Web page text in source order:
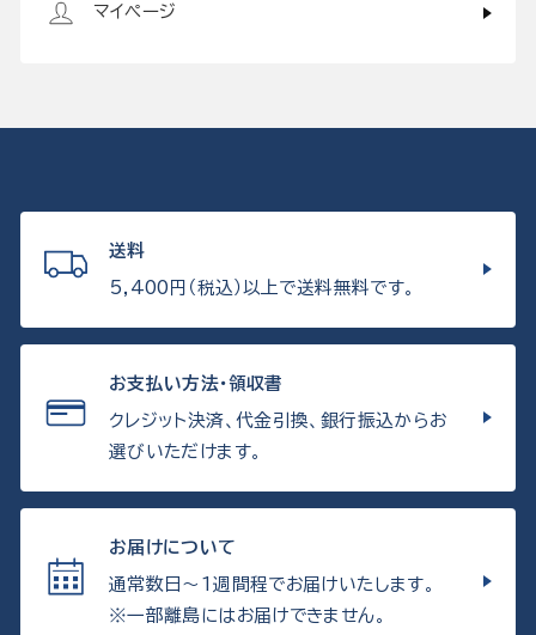
マイページ
送料
5,400円（税込）以上で送料無料です。
お支払い方法・領収書
クレジット決済、代金引換、銀行振込からお
選びいただけます。
お届けについて
通常数日〜1週間程でお届けいたします。
※一部離島にはお届けできません。